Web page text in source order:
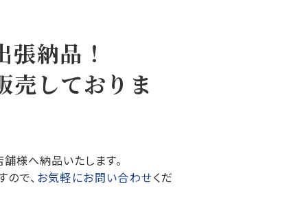
納品！
売しておりま
様へ納品いたします。
で、 お気軽にお問い合わせくだ